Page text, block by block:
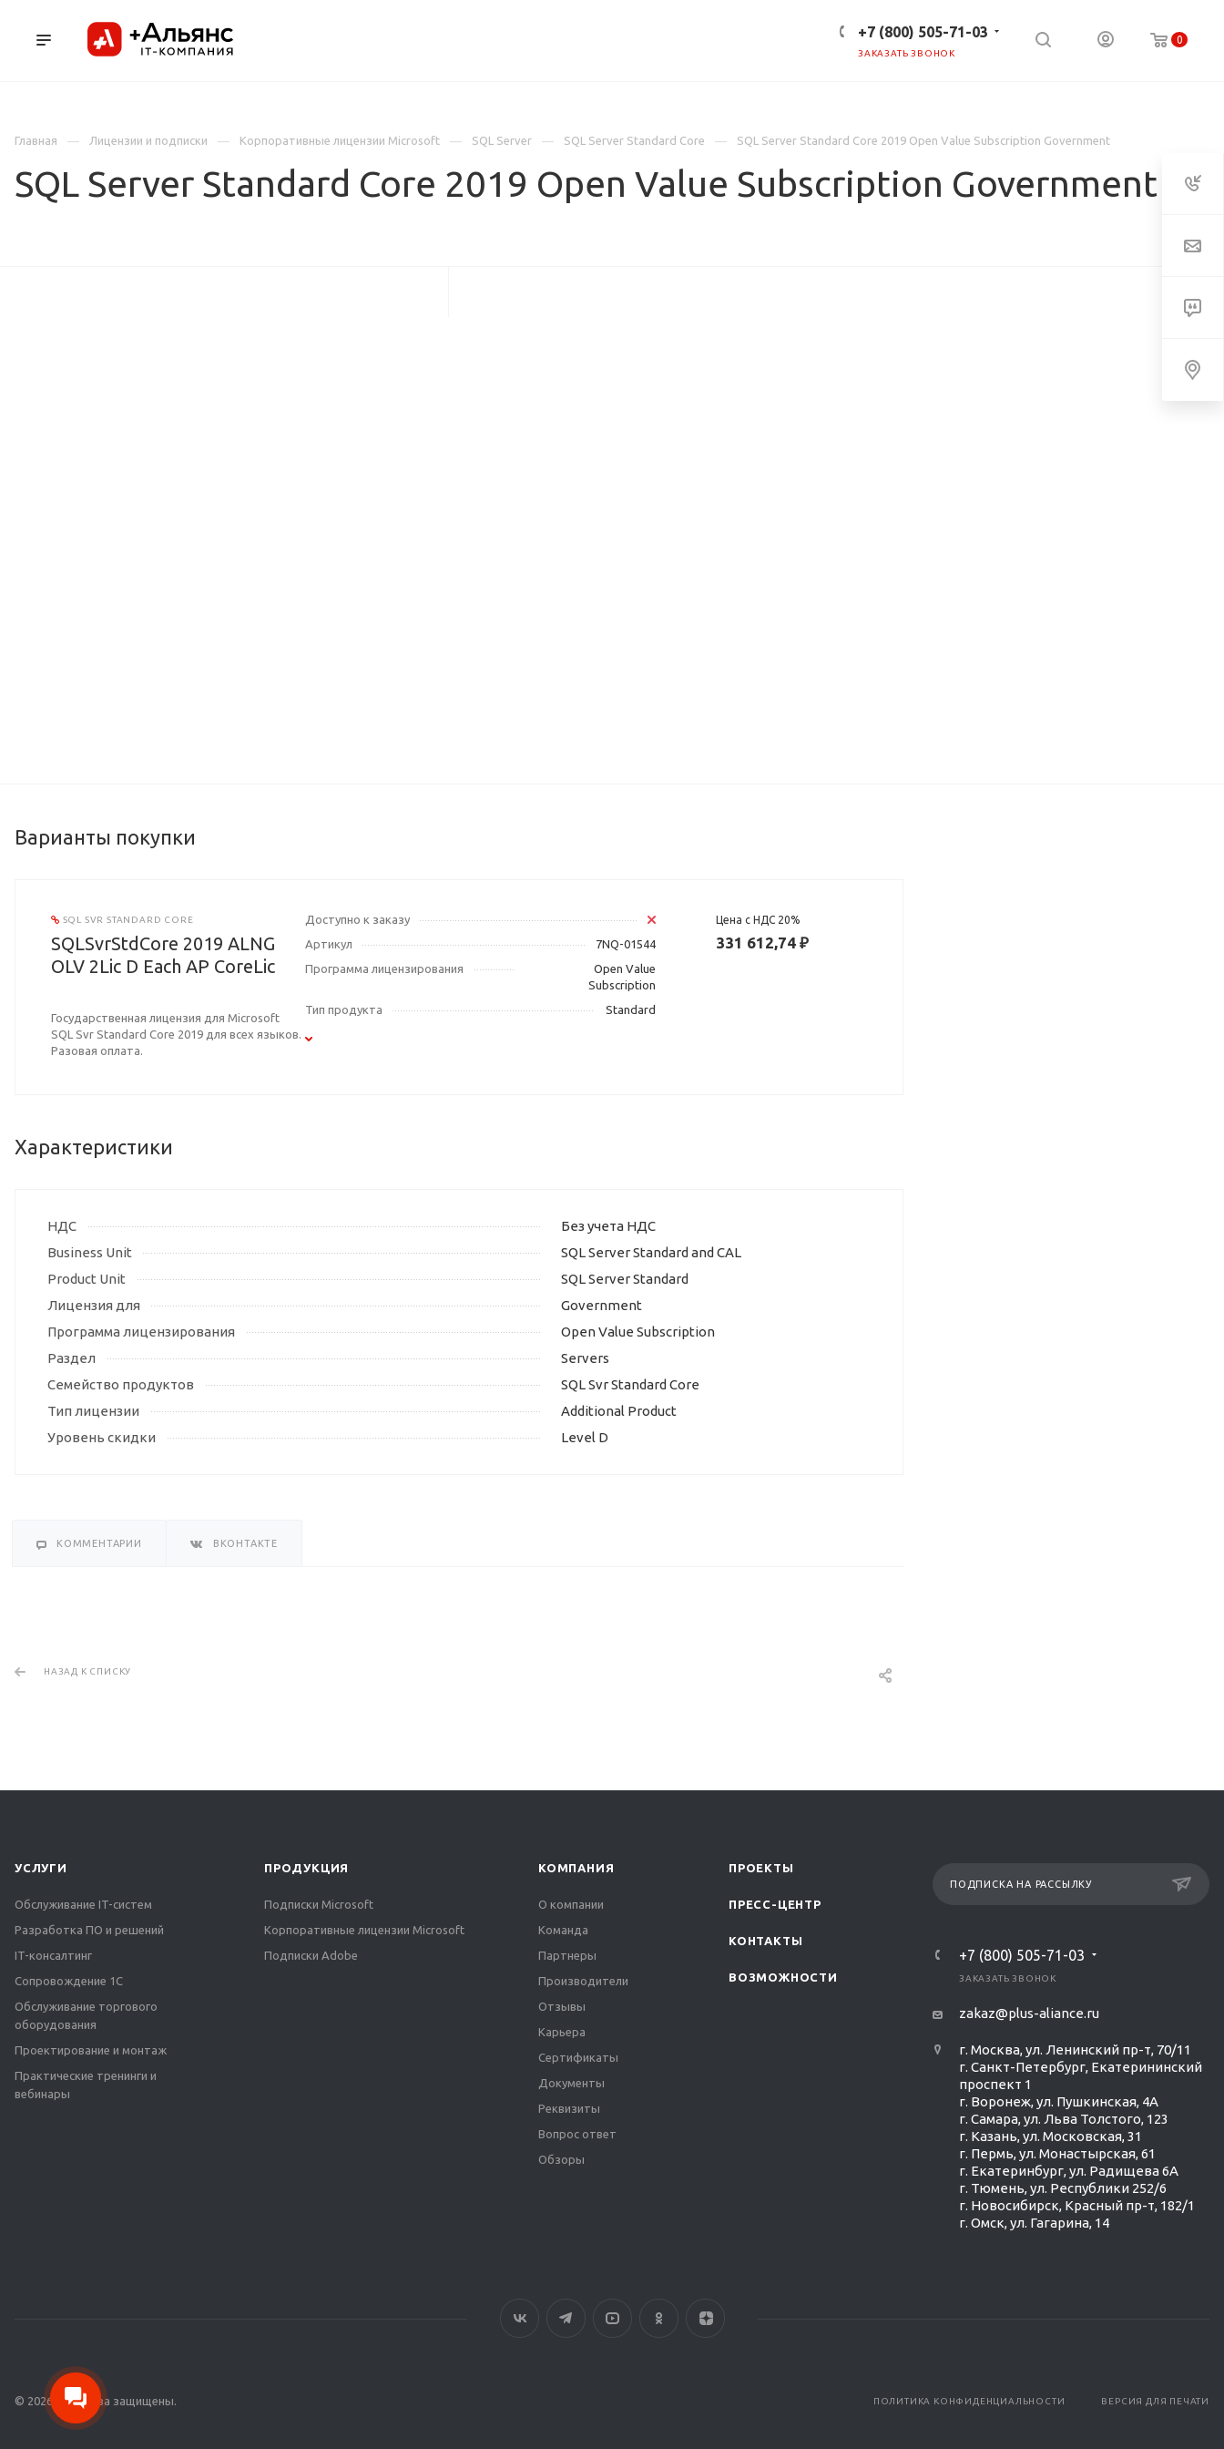
0
+7 (800) 505-71-03
ЗАКАЗАТЬ ЗВОНОК
Главная
Лицензии и подписки Корпоративные лицензии Microsoft SQL Server SQL Server Standard Core SQL Server Standard Core 2019 Open Value Subscription Government
SQL Server Standard Core 2019 Open Value Subscription Government
Варианты покупки
SQL SVR STANDARD CORE
SQLSvrStdCore 2019 ALNG
OLV 2Lic D Each AP CoreLic
Государственная лицензия для Microsoft
SQL Svr Standard Core 2019 для всех языков.
Разовая оплата.
Доступно к заказу
Артикул
7NQ-01544
Программа лицензирования
Open Value
Subscription
Тип продукта
Standard
Цена с НДС 20%
331 612,74 ₽
Характеристики
НДС
Без учета НДС
Business Unit
SQL Server Standard and CAL
Product Unit
SQL Server Standard
Лицензия для
Government
Программа лицензирования
Open Value Subscription
Раздел
Servers
Семейство продуктов
SQL Svr Standard Core
Тип лицензии
Additional Product
Уровень скидки
Level D
КОММЕНТАРИИ ВКОНТАКТЕ
НАЗАД К СПИСКУ
УСЛУГИ
Обслуживание IT-систем
Разработка ПО и решений
IT-консалтинг
Сопровождение 1С
Обслуживание торгового
оборудования
Проектирование и монтаж
Практические тренинги и
вебинары
ПРОДУКЦИЯ
Подписки Microsoft
Корпоративные лицензии Microsoft
Подписки Adobe
КОМПАНИЯ
О компании
Команда
Партнеры
Производители
Отзывы
Карьера
Сертификаты
Документы
Реквизиты
Вопрос ответ
Обзоры
ПРОЕКТЫ
ПРЕСС-ЦЕНТР
КОНТАКТЫ
ВОЗМОЖНОСТИ
ПОДПИСКА НА РАССЫЛКУ
+7 (800) 505-71-03
ЗАКАЗАТЬ ЗВОНОК
zakaz@plus-aliance.ru
г. Москва, ул. Ленинский пр-т, 70/11
г. Санкт-Петербург, Екатерининский
проспект 1
г. Воронеж, ул. Пушкинская, 4А
г. Самара, ул. Льва Толстого, 123
г. Казань, ул. Московская, 31
г. Пермь, ул. Монастырская, 61
г. Екатеринбург, ул. Радищева 6А
г. Тюмень, ул. Республики 252/6
г. Новосибирск, Красный пр-т, 182/1
г. Омск, ул. ​Гагарина, 14
ВЕРСИЯ ДЛЯ ПЕЧАТИ
ПОЛИТИКА КОНФИДЕНЦИАЛЬНОСТИ
© 2026 Все права защищены.